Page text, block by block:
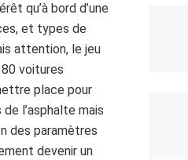
qu’à bord d’une
et types de
attention, le jeu
voitures
place pour
l’asphalte mais
des paramètres
devenir un